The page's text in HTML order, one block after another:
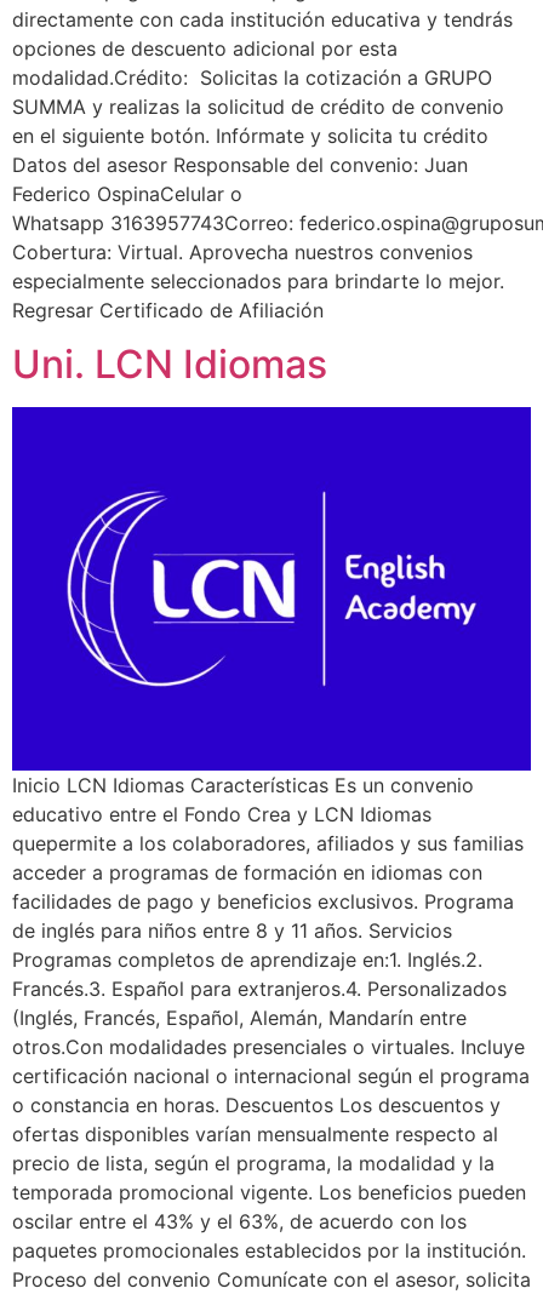
directamente con cada institución educativa y tendrás
opciones de descuento adicional por esta
modalidad.Crédito: Solicitas la cotización a GRUPO
SUMMA y realizas la solicitud de crédito de convenio
en el siguiente botón. Infórmate y solicita tu crédito
Datos del asesor Responsable del convenio: Juan
Federico OspinaCelular o
Whatsapp 3163957743Correo:
Cobertura: Virtual. Aprovecha nuestros convenios
especialmente seleccionados para brindarte lo mejor.
Regresar Certificado de Afiliación
Uni. LCN Idiomas
Inicio LCN Idiomas Características Es un convenio
educativo entre el Fondo Crea y LCN Idiomas
quepermite a los colaboradores, afiliados y sus familias
acceder a programas de formación en idiomas con
facilidades de pago y beneficios exclusivos. Programa
de inglés para niños entre 8 y 11 años. Servicios
Programas completos de aprendizaje en:1. Inglés.2.
Francés.3. Español para extranjeros.4. Personalizados
(Inglés, Francés, Español, Alemán, Mandarín entre
otros.Con modalidades presenciales o virtuales. Incluye
certificación nacional o internacional según el programa
o constancia en horas. Descuentos Los descuentos y
ofertas disponibles varían mensualmente respecto al
precio de lista, según el programa, la modalidad y la
temporada promocional vigente. Los beneficios pueden
oscilar entre el 43% y el 63%, de acuerdo con los
paquetes promocionales establecidos por la institución.
Proceso del convenio Comunícate con el asesor, solicita